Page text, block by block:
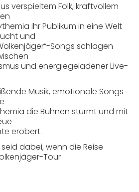
verspieltem Folk, kraftvollem
ihr Publikum in eine Welt
und
Songs schlagen
und energiegeladener Live-
Musik, emotionale Songs
die Bühnen stürmt und mit
erobert.
dabei, wenn die Reise
Tour